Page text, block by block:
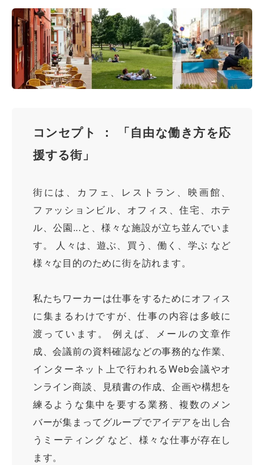
コンセプト ： 「自由な働き方を応
援する街」
街には、カフェ、レストラン、映画館、
ファッションビル、オフィス、住宅、ホテ
ル、公園...と、様々な施設が立ち並んでいま
す。 人々は、遊ぶ、買う、働く、学ぶ など
様々な目的のために街を訪れます。
私たちワーカーは仕事をするためにオフィス
に集まるわけですが、仕事の内容は多岐に
渡っています。 例えば、メールの文章作
成、会議前の資料確認などの事務的な作業、
インターネット上で行われるWeb会議やオ
ンライン商談、見積書の作成、企画や構想を
練るような集中を要する業務、複数のメン
バーが集まってグループでアイデアを出し合
うミーティング など、様々な仕事が存在し
ます。